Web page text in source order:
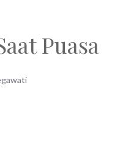
Puasa